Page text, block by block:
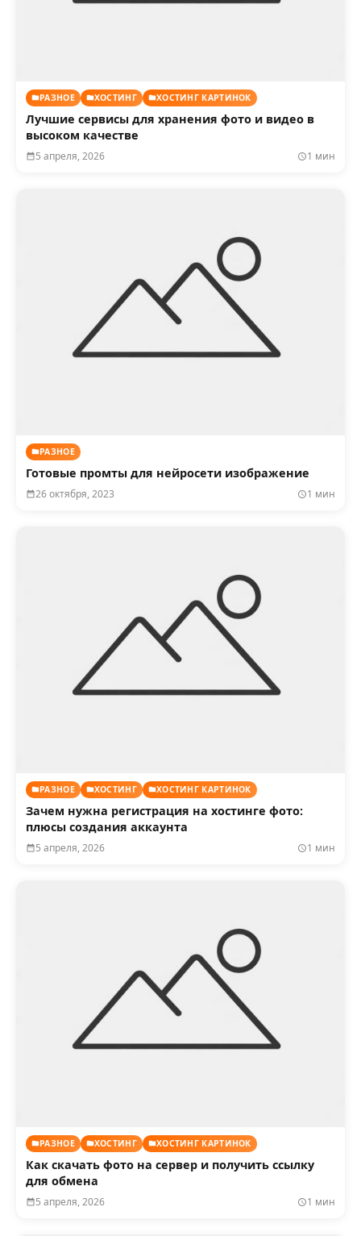
РАЗНОЕ ХОСТИНГ ХОСТИНГ КАРТИНОК
Лучшие сервисы для хранения фото и видео в
высоком качестве
5 апреля, 2026 1 мин
РАЗНОЕ
Готовые промты для нейросети изображение
26 октября, 2023 1 мин
РАЗНОЕ ХОСТИНГ ХОСТИНГ КАРТИНОК
Зачем нужна регистрация на хостинге фото:
плюсы создания аккаунта
5 апреля, 2026 1 мин
РАЗНОЕ ХОСТИНГ ХОСТИНГ КАРТИНОК
Как скачать фото на сервер и получить ссылку
для обмена
5 апреля, 2026 1 мин